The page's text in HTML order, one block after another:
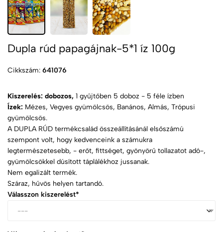
Dupla rúd papagájnak-5*1 íz 100g
Cikkszám: 641076
Kiszerelés: dobozos, 1 gyűjtőben 5 doboz - 5 féle ízben
Ízek: Mézes, Vegyes gyümölcsös, Banános, Almás, Trópusi
gyümölcsös.
A DUPLA RÚD termékcsalád összeállításánál elsőszámú
szempont volt, hogy kedvenceink a számukra
legtermészetesebb, - erőt, fittséget, gyönyörű tollazatot adó-,
gyümölcsökkel dúsított táplálékhoz jussanak.
Nem egalizált termék.
Száraz, hűvös helyen tartandó.
Válasszon kiszerelést*